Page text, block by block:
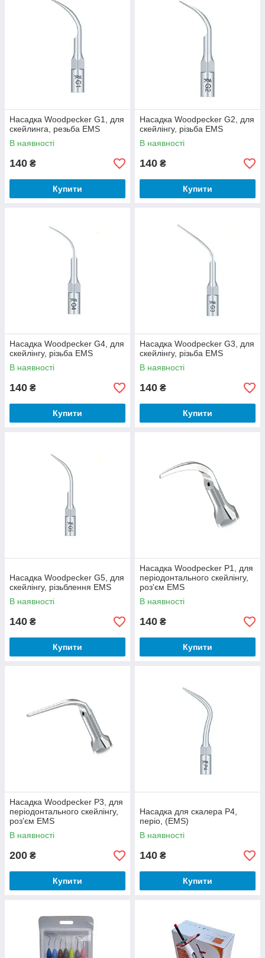
Насадка Woodpecker G1, для
скейлинга, резьба EMS
В наявності
140 ₴
Купити
Насадка Woodpecker G2, для
скейлінгу, різьба EMS
В наявності
140 ₴
Купити
Насадка Woodpecker G4, для
скейлінгу, різьба EMS
В наявності
140 ₴
Купити
Насадка Woodpecker G3, для
скейлінгу, різьба EMS
В наявності
140 ₴
Купити
Насадка Woodpecker G5, для
скейлінгу, різьблення EMS
В наявності
140 ₴
Купити
Насадка Woodpecker P1, для
періодонтального скейлінгу,
роз'єм EMS
В наявності
140 ₴
Купити
Насадка Woodpecker P3, для
періодонтального скейлінгу,
роз'єм EMS
В наявності
200 ₴
Купити
Насадка для скалера Р4,
періо, (EMS)
В наявності
140 ₴
Купити